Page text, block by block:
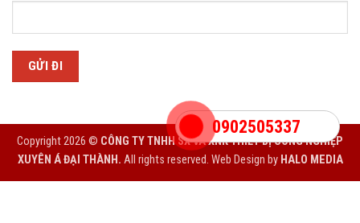
0902505337
Copyright 2026 © CÔNG TY TNHH SX VÀ XNK THIẾT BỊ CÔNG NGHIỆP
XUYÊN Á ĐẠI THÀNH. All rights reserved. Web Design by HALO MEDIA